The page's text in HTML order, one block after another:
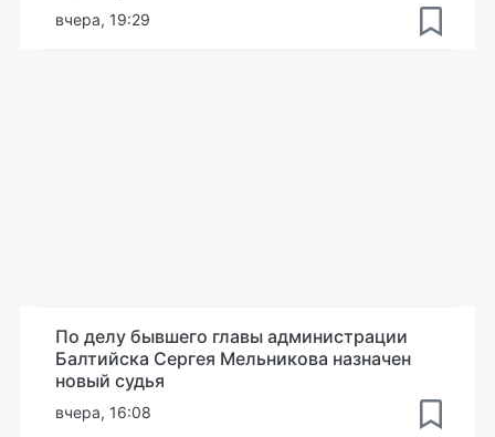
вчера, 19:29
По делу бывшего главы администрации
Балтийска Сергея Мельникова назначен
новый судья
вчера, 16:08